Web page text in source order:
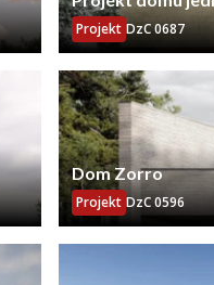
Projekt DzC 0687
Dom Zorro
Projekt DzC 0596